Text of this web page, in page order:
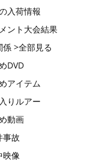
入荷情報
ント大会結果
係 >全部見る
DVD
アイテム
りルアー
動画
事故
映像